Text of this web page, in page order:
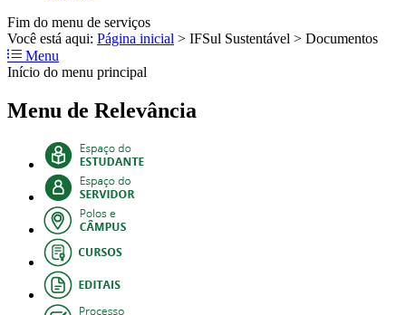
Fim do menu de serviços
Você está aqui: Página inicial > IFSul Sustentável > Documentos
Menu
Início do menu principal
Menu de Relevância